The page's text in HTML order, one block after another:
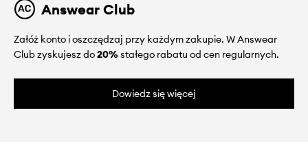
Answear Club
Załóż konto i oszczędzaj przy każdym zakupie. W Answear
Club zyskujesz do20%stałego rabatu od cen regularnych.
Dowiedz się więcej